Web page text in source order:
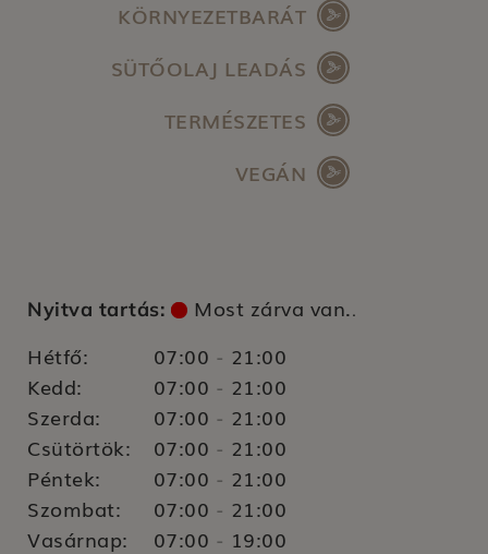
KÖRNYEZETBARÁT
SÜTŐOLAJ LEADÁS
TERMÉSZETES
VEGÁN
Nyitva tartás: Most zárva van..
Hétfő: 07:00 - 21:00
Kedd:
07:00 - 21:00
Szerda:
07:00 - 21:00
Csütörtök:
07:00 - 21:00
Péntek:
07:00 - 21:00
Szombat:
07:00 - 21:00
Vasárnap:
07:00 - 19:00